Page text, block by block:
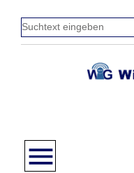
Inhalt
springen
menu